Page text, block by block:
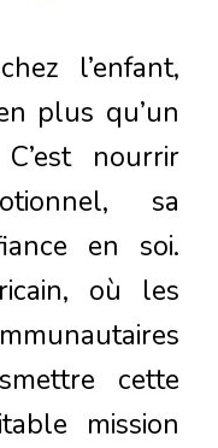
l’enfant,
plus qu’un
nourrir
sa
en soi.
où les
cette
mission